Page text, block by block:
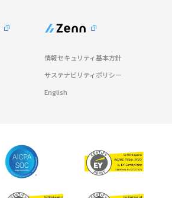
情報セキュリティ基本方針
サステナビリティポリシー
English